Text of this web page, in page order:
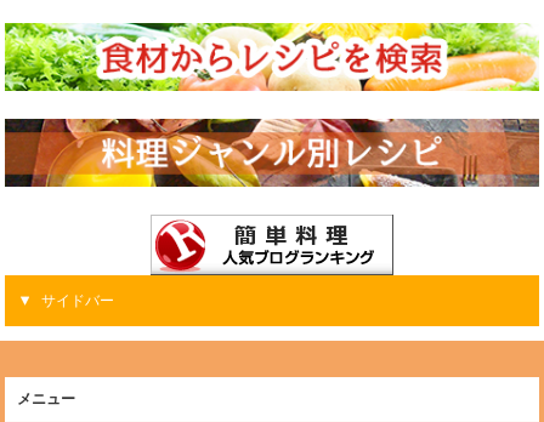
サイドバー
メニュー